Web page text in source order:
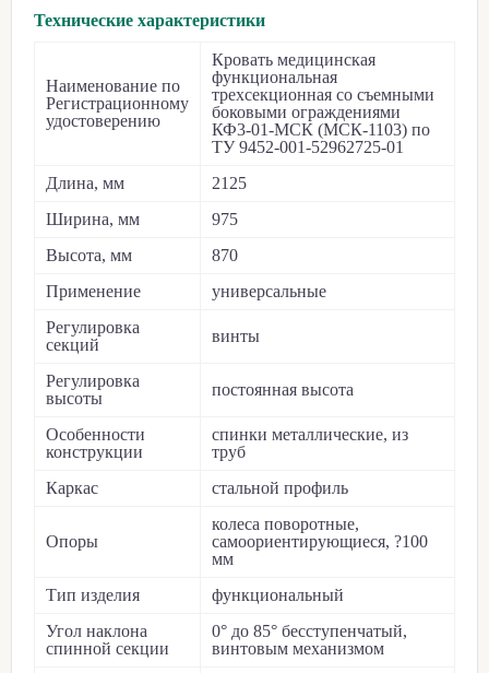
Технические характеристики
Наименование по
Регистрационному
удостоверению
Кровать медицинская
функциональная
трехсекционная со съемными
боковыми ограждениями
КФ3-01-МСК (МСК-1103) по
ТУ 9452-001-52962725-01
Длина, мм
2125
Ширина, мм
975
Высота, мм
870
Применение
универсальные
Регулировка
секций
винты
Регулировка
высоты
постоянная высота
Особенности
конструкции
спинки металлические, из
труб
Каркас
стальной профиль
Опоры
колеса поворотные,
самоориентирующиеся, ?100
мм
Тип изделия
функциональный
Угол наклона
спинной секции
0° до 85° бесступенчатый,
винтовым механизмом